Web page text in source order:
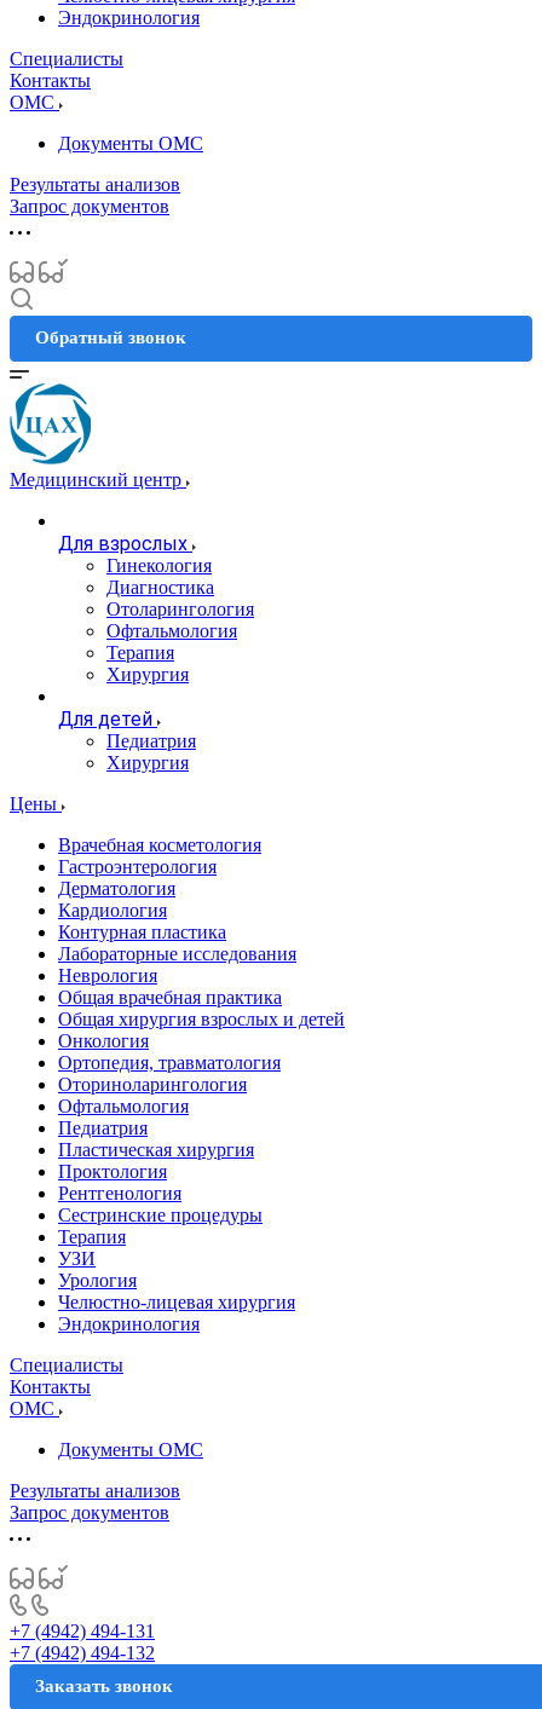
Эндокринология
Специалисты
Контакты
ОМС
Документы ОМС
Результаты анализов
Запрос документов
Обратный звонок
Медицинский центр
Для взрослых
Гинекология
Диагностика
Отоларингология
Офтальмология
Терапия
Хирургия
Для детей
Педиатрия
Хирургия
Цены
Врачебная косметология
Гастроэнтерология
Дерматология
Кардиология
Контурная пластика
Лабораторные исследования
Неврология
Общая врачебная практика
Общая хирургия взрослых и детей
Онкология
Ортопедия, травматология
Оториноларингология
Офтальмология
Педиатрия
Пластическая хирургия
Проктология
Рентгенология
Сестринские процедуры
Терапия
УЗИ
Урология
Челюстно-лицевая хирургия
Эндокринология
Специалисты
Контакты
ОМС
Документы ОМС
Результаты анализов
Запрос документов
+7 (4942) 494-131
+7 (4942) 494-132
Заказать звонок